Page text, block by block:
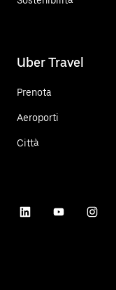
Uber Travel
Prenota
Aeroporti
Città